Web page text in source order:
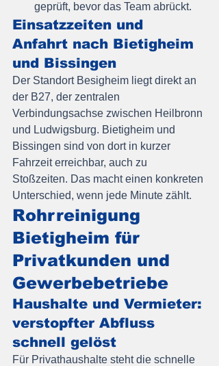
geprüft, bevor das Team abrückt.
Einsatzzeiten und
Anfahrt nach Bietigheim
und Bissingen
Der Standort Besigheim liegt direkt an
der B27, der zentralen
Verbindungsachse zwischen Heilbronn
und Ludwigsburg. Bietigheim und
Bissingen sind von dort in kurzer
Fahrzeit erreichbar, auch zu
Stoßzeiten. Das macht einen konkreten
Unterschied, wenn jede Minute zählt.
Rohrreinigung
Bietigheim für
Privatkunden und
Gewerbebetriebe
Haushalte und Vermieter:
verstopfter Abfluss
schnell gelöst
Für Privathaushalte steht die schnelle